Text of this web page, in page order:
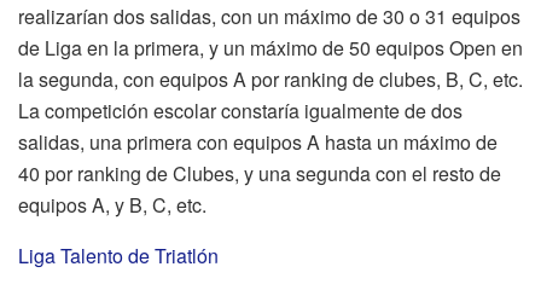
realizarían dos salidas, con un máximo de 30 o 31 equipos
de Liga en la primera, y un máximo de 50 equipos Open en
la segunda, con equipos A por ranking de clubes, B, C, etc.
La competición escolar constaría igualmente de dos
salidas, una primera con equipos A hasta un máximo de
40 por ranking de Clubes, y una segunda con el resto de
equipos A, y B, C, etc.
Liga Talento de Triatlón